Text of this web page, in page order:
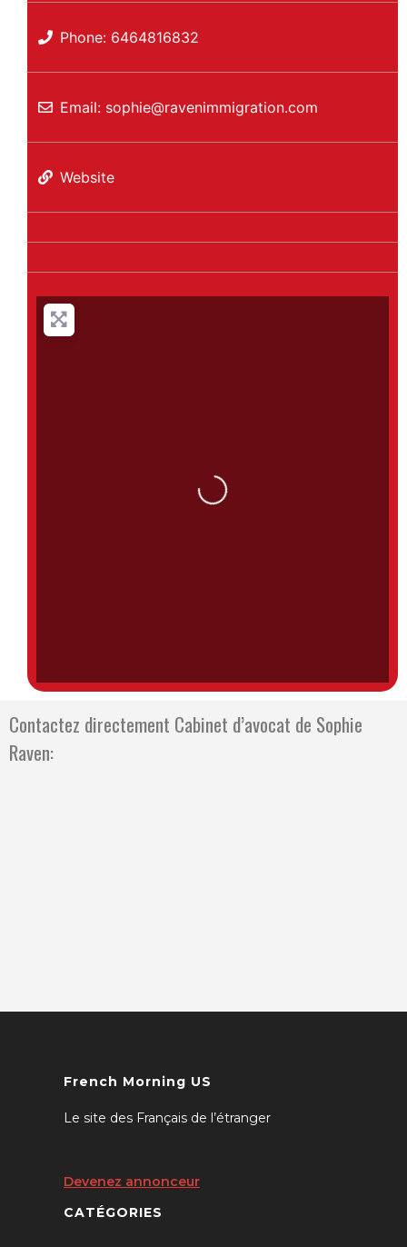
Phone: 6464816832
Email: sophie@ravenimmigration.com
Website
Loading...
Contactez directement Cabinet d’avocat de Sophie
Raven:
French Morning US
Le site des Français de l’étranger
Devenez annonceur
CATÉGORIES